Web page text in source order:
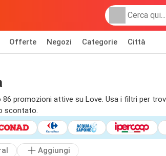
Offerte Negozi Categorie Città
promozioni attive su Love. Usa i filtri per
scontato.
Aggiungi